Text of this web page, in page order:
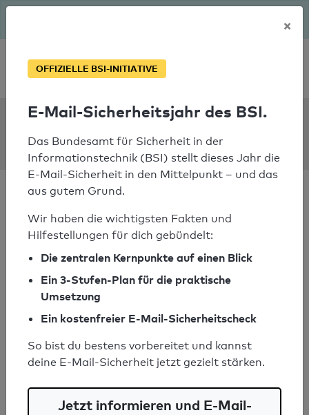
Soforthilfe bei Notfällen
surakshasmartcity.co
SPF-Check nicht
bestanden
Ihr SPF-Record Prüfergebnis
SPF-Record gefunden
Syntaxprüfung: 4 Fehler
E-Mail-Spoofingschutz: Mangelhaft
×
OFFIZIELLE BSI-INITIATIVE
E-Mail-Sicherheitsjahr des BSI.
Das Bundesamt für Sicherheit in der
Informationstechnik (BSI) stellt dieses Jahr die
E-Mail-Sicherheit in den Mittelpunkt – und das
aus gutem Grund.
Wir haben die wichtigsten Fakten und
Hilfestellungen für dich gebündelt:
Die zentralen Kernpunkte auf einen Blick
Ein 3-Stufen-Plan für die praktische
Umsetzung
Ein kostenfreier E-Mail-Sicherheitscheck
So bist du bestens vorbereitet und kannst
deine E-Mail-Sicherheit jetzt gezielt stärken.
Jetzt informieren und E-Mail-